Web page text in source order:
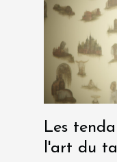
Les
l'art du